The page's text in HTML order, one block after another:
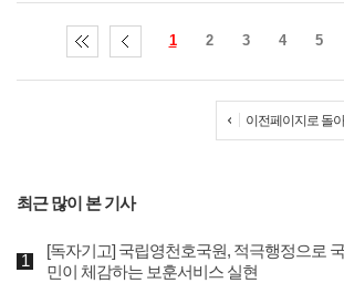
1 2 3 4 5
이전페이지로 돌
최근 많이 본 기사
[독자기고] 국립영천호국원, 적극행정으로 국
민이 체감하는 보훈서비스 실현